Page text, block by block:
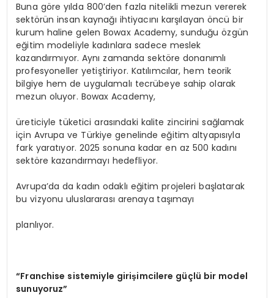
Buna göre yılda 800’den fazla nitelikli mezun vererek
sektörün insan kaynağı ihtiyacını karşılayan öncü bir
kurum haline gelen Bowax Academy, sunduğu özgün
eğitim modeliyle kadınlara sadece meslek
kazandırmıyor. Aynı zamanda sektöre donanımlı
profesyoneller yetiştiriyor. Katılımcılar, hem teorik
bilgiye hem de uygulamalı tecrübeye sahip olarak
mezun oluyor. Bowax Academy,
üreticiyle tüketici arasındaki kalite zincirini sağlamak
için Avrupa ve Türkiye genelinde eğitim altyapısıyla
fark yaratıyor. 2025 sonuna kadar en az 500 kadını
sektöre kazandırmayı hedefliyor.
Avrupa’da da kadın odaklı eğitim projeleri başlatarak
bu vizyonu uluslararası arenaya taşımayı
planlıyor.
“Franchise sistemiyle girişimcilere güçlü bir model
sunuyoruz”